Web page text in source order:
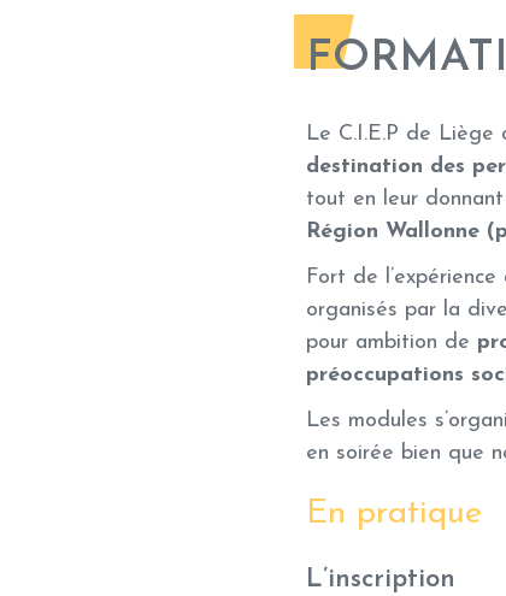
Le C.I.E.P de Liège
destination des
tout en leur
Région Wallonne
Fort de
organisés par la
pour ambition de
préoccupations
Les modules
en soirée bien que
En pratique
L’inscription